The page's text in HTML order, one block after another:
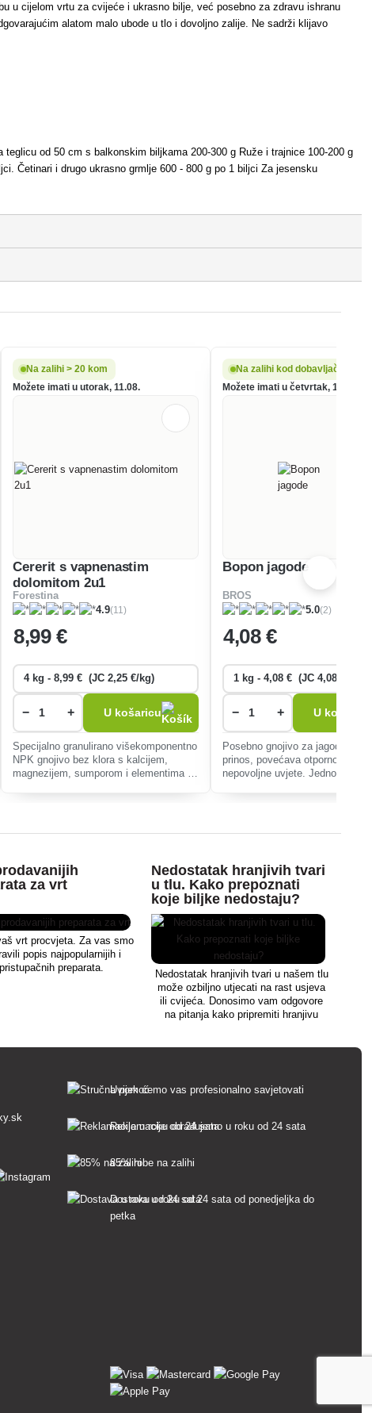
u cijelom vrtu za cvijeće i ukrasno bilje, već posebno za zdravu ishranu
alatom malo ubode u tlo i dovoljno zalije. Ne sadrži klijavo
od 50 cm s balkonskim biljkama 200-300 g Ruže i trajnice 100-200 g
Četinari i drugo ukrasno grmlje 600 - 800 g po 1 biljci Za jesensku
Na zalihi > 20 kom
Možete imati u utorak, 11.08.
Cererit s vapnenastim
dolomitom 2u1
Forestina
4.9(11)
8,99 €
− + U košaricu
Specijalno granulirano višekomponentno
NPK gnojivo bez klora s kalcijem,
magnezijem, sumporom i elementima u
Na zalihi kod dobavljača
Možete imati u četvrtak, 13.08.
Bopon jagode
BROS
5.0(2)
4,08 €
− + U košaricu
Posebno gnojivo za jagode
prinos, povećava otpornost na
nepovoljne uvjete. Jednostavna
za vrt
vrt procvjeta. Za vas smo
popis najpopularnijih i
pristupačnih preparata.
Nedostatak hranjivih tvari
u tlu. Kako prepoznati
koje biljke nedostaju?
Nedostatak hranjivih tvari u našem tlu
može ozbiljno utjecati na rast usjeva
ili cvijeća. Donosimo vam odgovore
na pitanja kako pripremiti hranjivu
Uvijek ćemo vas profesionalno savjetovati
Reklamacije obrađujemo u roku od 24 sata
85% robe na zalihi
Dostava u roku od 24 sata od ponedjeljka do
petka